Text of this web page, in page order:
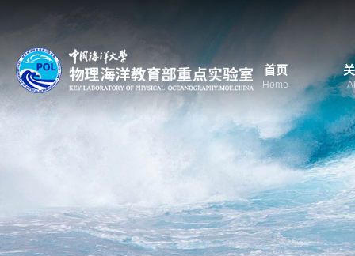
首页
Home